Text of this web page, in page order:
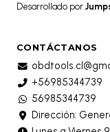
Desarrollado por
CONTÁCTANOS
+56985344739
56985344739
Dirección: